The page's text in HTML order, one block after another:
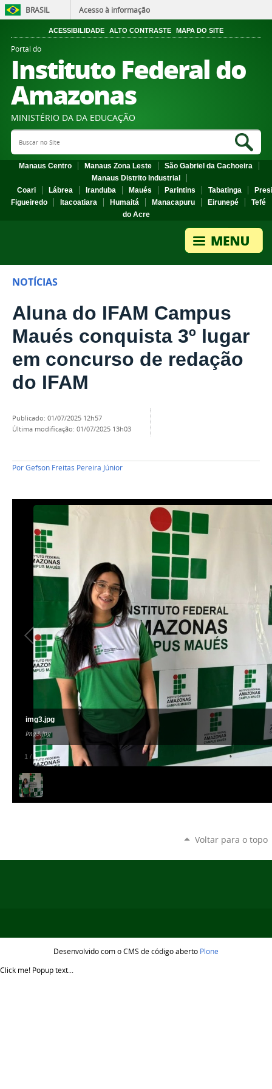
BRASIL Acesso à informação
ACESSIBILIDADE ALTO CONTRASTE MAPA DO SITE
Portal do
Instituto Federal do
Amazonas
MINISTÉRIO DA DA EDUCAÇÃO
Search Site
Manaus Centro Manaus Zona Leste
São Gabriel da Cachoeira
Manaus Distrito Industrial
Coari
Lábrea Iranduba Maués Parintins Tabatinga
Figueiredo
Itacoatiara Humaitá Manacapuru Eirunepé
Tefé
do Acre
NOTÍCIAS
Aluna do IFAM Campus
Maués conquista 3º lugar
em concurso de redação
do IFAM
publicado: 01/07/2025 12h57
última modificação: 01/07/2025 13h03
PorGefson Freitas Pereira Júnior
1 / 1
img3.jpg
img3.jpg
Voltar para o topo
Desenvolvido com o CMS de código aberto Plone
Click me! Popup text...